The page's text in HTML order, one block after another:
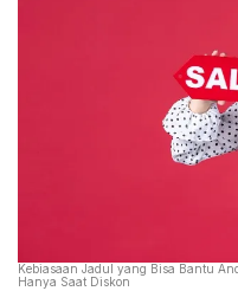
Kebiasaan Jadul yang Bisa Bantu
Hanya Saat Diskon